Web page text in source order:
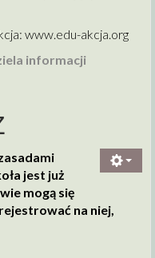
www.edu-akcja.org
informacji
jest już
mogą się
na niej,